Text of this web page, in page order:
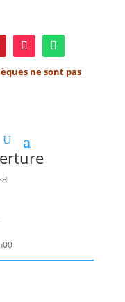
ne sont pas